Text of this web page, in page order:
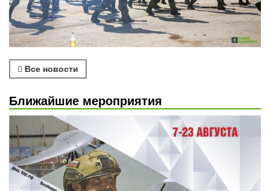
Все новости
Ближайшие мероприятия